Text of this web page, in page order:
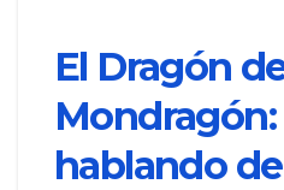
El Dragón
hablando